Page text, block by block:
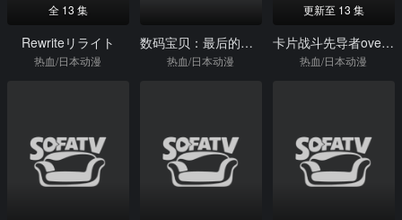
全 13 集
Rewriteリライト
热血/日本动漫
数码宝贝：最后的进化
热血/日本动漫
更新至 13 集
卡片战斗先导者overDress第三季
热血/日本动漫